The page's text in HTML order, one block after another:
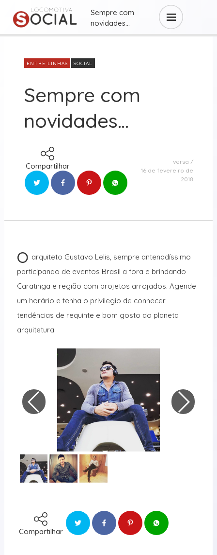
Sempre com
novidades…
ENTRE LINHAS SOCIAL
Sempre com
novidades…
Compartilhar
versa
16 de fevereiro de
2018
O arquiteto Gustavo Lelis, sempre antenadíssimo
participando de eventos Brasil a fora e brindando
Caratinga e região com projetos arrojados. Agende
um horário e tenha o privilegio de conhecer
tendências de requinte e bom gosto do planeta
arquitetura.
Compartilhar